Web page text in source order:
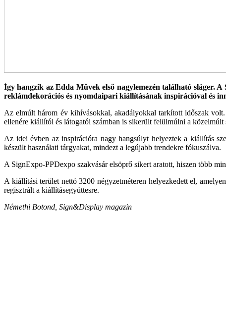
Így hangzik az Edda Művek első nagylemezén található sláger.
reklámdekorációs és nyomdaipari kiállításának inspirációval és
Az elmúlt három év kihívásokkal, akadályokkal tarkított időszak
ellenére kiállítói és látogatói számban is sikerült felülmúlni a
Az idei évben az inspirációra nagy hangsúlyt helyeztek a kiállítás
készült használati tárgyakat, mindezt a legújabb trendekre fókuszálva.
A SignExpo-PPDexpo szakvásár elsöprő sikert aratott, hiszen több
A kiállítási terület nettó 3200 négyzetméteren helyezkedett el,
regisztrált a kiállításegyüttesre.
Némethi Botond, Sign&Display magazin